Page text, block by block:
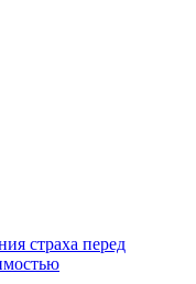
страхa перед